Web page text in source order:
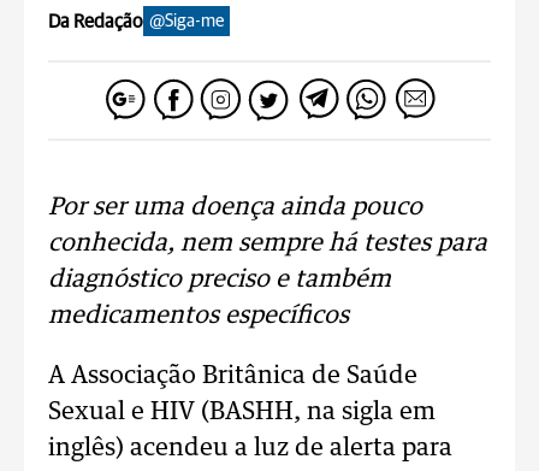
Da Redação @Siga-me
Por ser uma doença ainda pouco
conhecida, nem sempre há testes para
diagnóstico preciso e também
medicamentos específicos
A Associação Britânica de Saúde
Sexual e HIV (BASHH, na sigla em
inglês) acendeu a luz de alerta para